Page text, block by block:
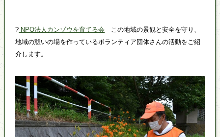
? NPO法人カンゾウを育てる会 この地域の景観と安全を守り、
地域の憩いの場を作っているボランティア団体さんの活動をご紹
介します。